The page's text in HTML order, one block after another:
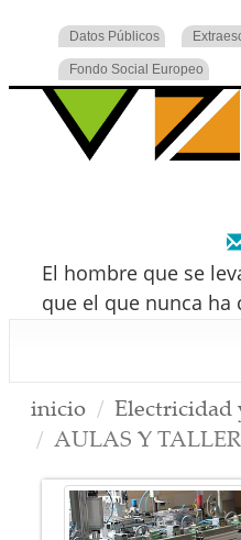
Datos Públicos
Fondo Social Europeo
El hombre que se
que el que nunca ha
inicio
Electricidad
AULAS Y